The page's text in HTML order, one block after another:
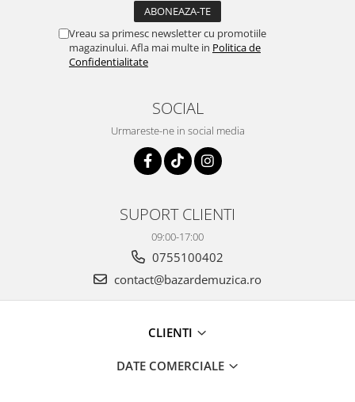
Vreau sa primesc newsletter cu promotiile
magazinului. Afla mai multe in Politica de
Confidentialitate
SOCIAL
Urmareste-ne in social media
SUPORT CLIENTI
09:00-17:00
0755100402
contact@bazardemuzica.ro
CLIENTI
DATE COMERCIALE